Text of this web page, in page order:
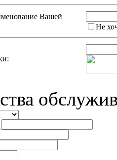
Вашей
Не